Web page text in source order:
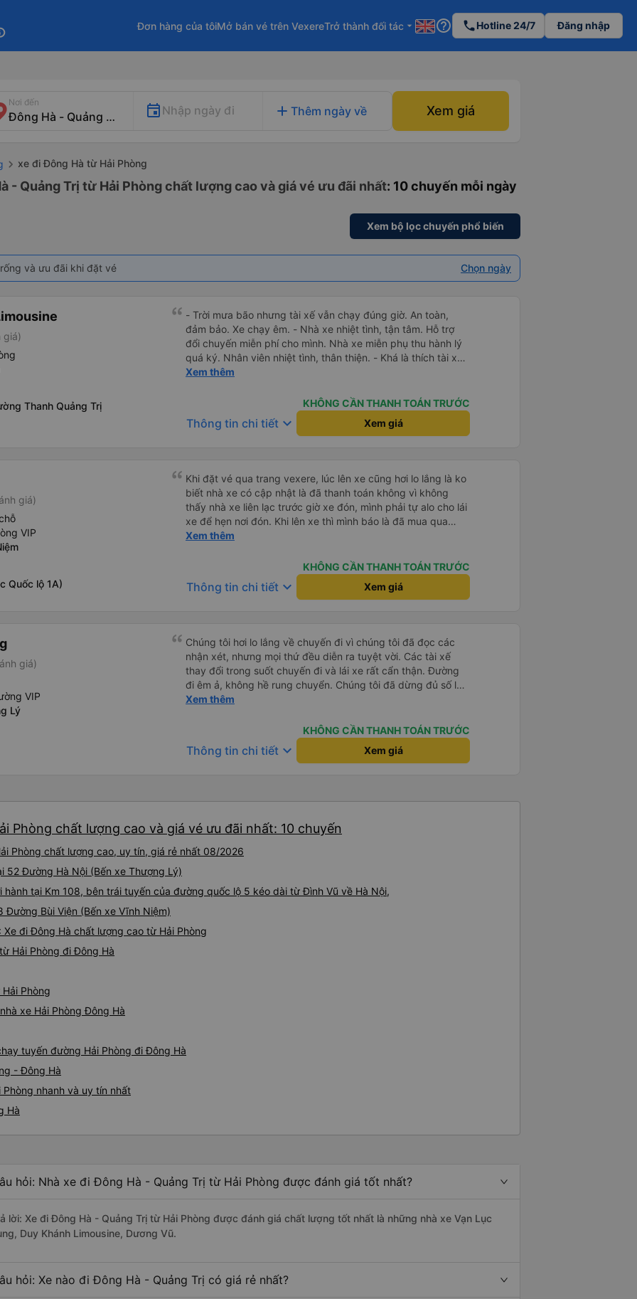
Đơn hàng của tôiMở bán vé trên VexereTrở thành đối tác arrow_drop_down help_outline phoneHotline 24/7 Đăng nhập
Nơi đến
Nhập ngày đi add Thêm ngày về Xem giá
xe đi Đông Hà từ Hải Phòng
- Quảng Trị từ Hải Phòng chất lượng cao và giá vé ưu đãi nhất: 10 chuyến mỗi ngày
Xem bộ lọc chuyến phổ biến
và ưu đãi khi đặt vé Chọn ngày
giá)
Thanh Quảng Trị
- Trời mưa bão nhưng tài xế vẫn chạy đúng giờ. An toàn,
đảm bảo. Xe chạy êm. - Nhà xe nhiệt tình, tận tâm. Hỗ trợ
đổi chuyến miễn phí cho mình. Nhà xe miễn phụ thu hành lý
quá ký. Nhân viên nhiệt tình, thân thiện. - Khá là thích tài xế.
Lái xe an toàn. Chu đáo, thân thiện, nhiệt tình. - Xe ngồi thoải
vẫn kịp giờ check-in sân bay nên cho 5 sao.
Xem thêm
KHÔNG CẦN THANH TOÁN TRƯỚC
Thông tin chi tiết keyboard_arrow_down Xem giá
giá)
VIP
Quốc lộ 1A)
Khi đặt vé qua trang vexere, lúc lên xe cũng hơi lo lắng là ko
biết nhà xe có cập nhật là đã thanh toán không vì không
thấy nhà xe liên lạc trước giờ xe đón, mình phải tự alo cho lái
xe để hẹn nơi đón. Khi lên xe thì mình báo là đã mua qua
trang vexere thì lúc đó nhà xe mới kiểm tra và OK. Như vậy,
tránh để khách sốt ruột, lo lắng.
Xem thêm
KHÔNG CẦN THANH TOÁN TRƯỚC
Thông tin chi tiết keyboard_arrow_down Xem giá
giá)
VIP
Lý
Chúng tôi hơi lo lắng về chuyến đi vì chúng tôi đã đọc các
nhận xét, nhưng mọi thứ đều diễn ra tuyệt vời. Các tài xế
thay đổi trong suốt chuyến đi và lái xe rất cẩn thận. Đường
đi êm ả, không hề rung chuyển. Chúng tôi đã dừng đủ số lần
để đi vệ sinh và dừng lại để ăn tối. Nhìn chung, ghế ngồi có
không phải là vấn đề lớn. Chúng tôi rất thích chuyến đi.
Xem thêm
KHÔNG CẦN THANH TOÁN TRƯỚC
Thông tin chi tiết keyboard_arrow_down Xem giá
Phòng chất lượng cao và giá vé ưu đãi nhất: 10 chuyến
Phòng chất lượng cao, uy tín, giá rẻ nhất 08/2026
52 Đường Hà Nội (Bến xe Thượng Lý)
hành tại Km 108, bên trái tuyến của đường quốc lộ 5 kéo dài từ Đình Vũ về Hà Nội,
Đường Bùi Viện (Bến xe Vĩnh Niệm)
Xe đi Đông Hà chất lượng cao từ Hải Phòng
Hải Phòng đi Đông Hà
Phòng
xe Hải Phòng Đông Hà
tuyến đường Hải Phòng đi Đông Hà
- Đông Hà
nhanh và uy tín nhất
Hà
hỏi: Nhà xe đi Đông Hà - Quảng Trị từ Hải Phòng được đánh giá tốt nhất?
lời: Xe đi Đông Hà - Quảng Trị từ Hải Phòng được đánh giá chất lượng tốt nhất là những nhà xe Vạn Lục
Duy Khánh Limousine, Dương Vũ.
hỏi: Xe nào đi Đông Hà - Quảng Trị có giá rẻ nhất?